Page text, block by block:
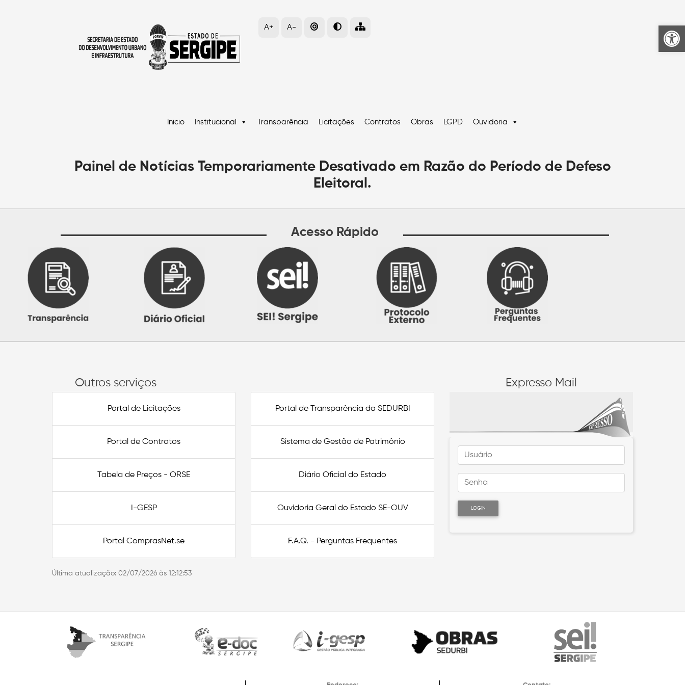
A+ A-
Inicio Institucional Transparência Licitações Contratos Obras LGPD Ouvidoria
Painel de Notícias Temporariamente Desativado em Razão do Período de Defeso
Eleitoral.
Acesso Rápido
Outros serviços
Portal de Licitações
Portal de Contratos
Tabela de Preços - ORSE
I-GESP
Portal ComprasNet.se
Portal de Transparência da SEDURBI
Sistema de Gestão de Patrimônio
Diário Oficial do Estado
Ouvidoria Geral do Estado SE-OUV
F.A.Q. - Perguntas Frequentes
Expresso Mail
LOGIN
Última atualização: 02/07/2026 às 12:12:53